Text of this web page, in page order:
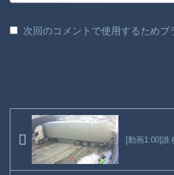
次回のコメントで使用するため
[動画1:00]誰